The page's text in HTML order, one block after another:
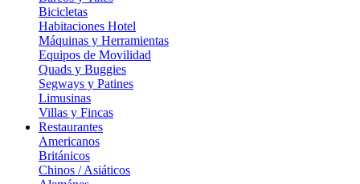
Bicicletas
Habitaciones Hotel
Máquinas y Herramientas
Equipos de Movilidad
Quads y Buggies
Segways y Patines
Limusinas
Villas y Fincas
Restaurantes
Americanos
Británicos
Chinos / Asiáticos